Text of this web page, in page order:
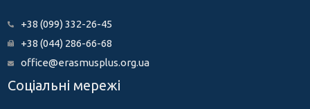
+38 (099) 332-26-45
+38 (044) 286-66-68
office@erasmusplus.org.ua
Соціальні мережі